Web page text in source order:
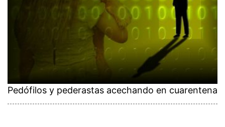
Pedófilos y pederastas acechando en cuarentena